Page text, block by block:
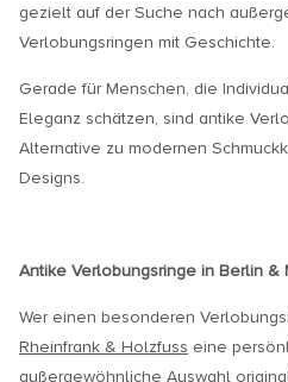
gezielt auf der Suche nach
Verlobungsringen mit Geschichte.
Gerade für Menschen, die
Eleganz schätzen, sind antike
Alternative zu modernen
Designs.
Antike Verlobungsringe in Berlin
Wer einen besonderen
Rheinfrank & Holzfuss eine
außergewöhnliche Auswahl